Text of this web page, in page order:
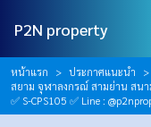
P2N property
หน้าแรก
ประกาศแนะนำ
สยาม จุฬาลงกรณ์ สามย่าน สน
✅ S-CPS105 ✅ Line :